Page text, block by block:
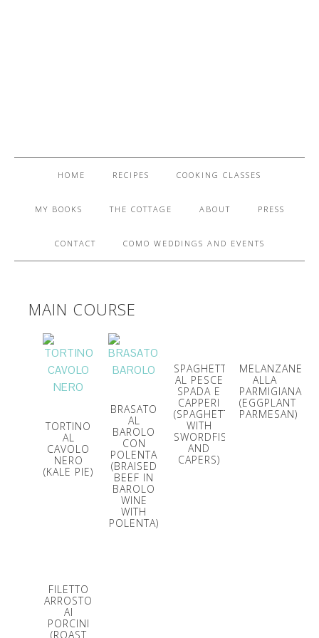
HOME RECIPES COOKING CLASSES
MY BOOKS THE COTTAGE ABOUT PRESS
CONTACT COMO WEDDINGS AND EVENTS
MAIN COURSE
TORTINO
AL
CAVOLO
NERO
(KALE PIE)
BRASATO
AL
BAROLO
CON
POLENTA
(BRAISED
BEEF IN
BAROLO
WINE
WITH
POLENTA)
SPAGHETTI
AL PESCE
SPADA E
CAPPERI
(SPAGHETTI
WITH
SWORDFISH
AND
CAPERS)
MELANZANE
ALLA
PARMIGIANA
(EGGPLANT
PARMESAN)
FILETTO
ARROSTO
AI
PORCINI
(ROAST